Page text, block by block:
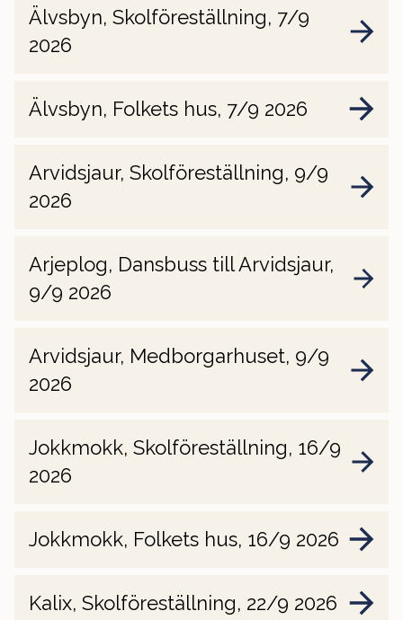
Älvsbyn, Skolföreställning, 7/9
2026
Älvsbyn, Folkets hus, 7/9 2026
Arvidsjaur, Skolföreställning, 9/9
2026
Arjeplog, Dansbuss till Arvidsjaur,
9/9 2026
Arvidsjaur, Medborgarhuset, 9/9
2026
Jokkmokk, Skolföreställning, 16/9
2026
Jokkmokk, Folkets hus, 16/9 2026
Kalix, Skolföreställning, 22/9 2026